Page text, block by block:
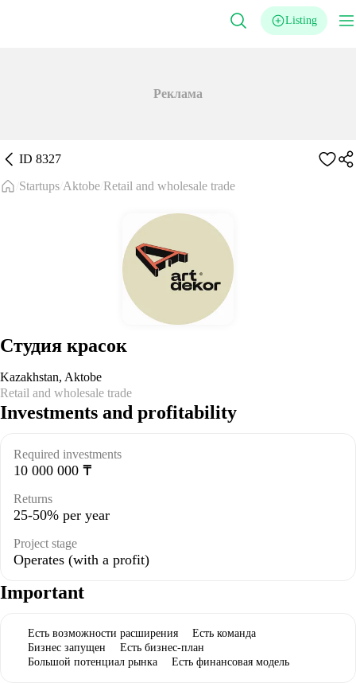
Listing
Реклама
ID 8327
Startups Aktobe Retail and wholesale trade
Студия красок
Kazakhstan, Aktobe
Retail and wholesale trade
Investments and profitability
Required investments
10 000 000 ₸
Returns
25-50% per year
Project stage
Operates (with a profit)
Important
Есть возможности расширения
Есть команда
Бизнес запущен
Есть бизнес-план
Большой потенциал рынка
Есть финансовая модель